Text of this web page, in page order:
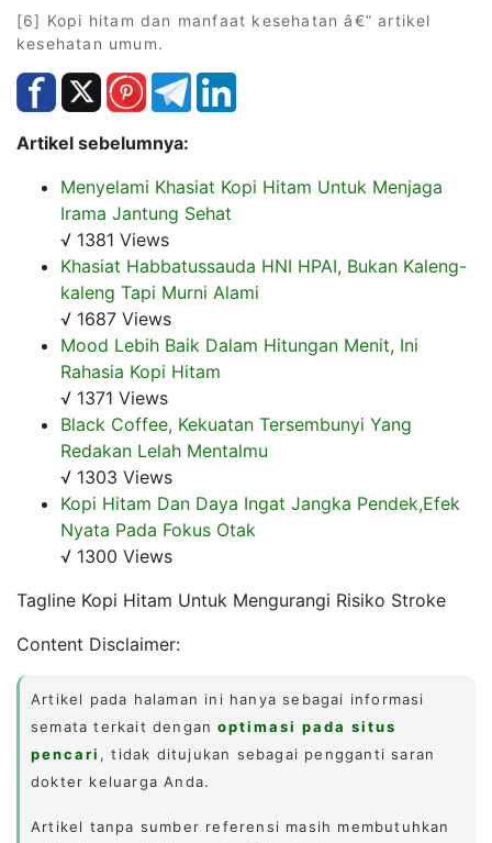
[6] Kopi hitam dan manfaat kesehatan â€” artikel
kesehatan umum.
Artikel sebelumnya:
Menyelami Khasiat Kopi Hitam Untuk Menjaga
Irama Jantung Sehat
√ 1381 Views
Khasiat Habbatussauda HNI HPAI, Bukan Kaleng-
kaleng Tapi Murni Alami
√ 1687 Views
Mood Lebih Baik Dalam Hitungan Menit, Ini
Rahasia Kopi Hitam
√ 1371 Views
Black Coffee, Kekuatan Tersembunyi Yang
Redakan Lelah Mentalmu
√ 1303 Views
Kopi Hitam Dan Daya Ingat Jangka Pendek,Efek
Nyata Pada Fokus Otak
√ 1300 Views
Tagline Kopi Hitam Untuk Mengurangi Risiko Stroke
Content Disclaimer:
Artikel pada halaman ini hanya sebagai informasi
semata terkait denganoptimasi pada situs
pencari , tidak ditujukan sebagai pengganti saran
dokter keluarga Anda.
Artikel tanpa sumber referensi masih membutuhkan